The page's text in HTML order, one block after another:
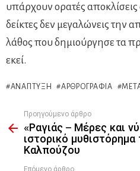
υπάρχουν ορατές
δείκτες δεν μεγαλώνεις την
λάθος που δημιούργησε τα
εκεί.
ΑΝΆΠΤΥΞΗ ΑΡΘΡΟΓΡΑΦΊΑ
more
Προηγούμενο άρθρο
«Ραγιάς – Μέρες και
ιστορικό μυθιστόρημα
Καλπούζου
Επόμενο άρθρο